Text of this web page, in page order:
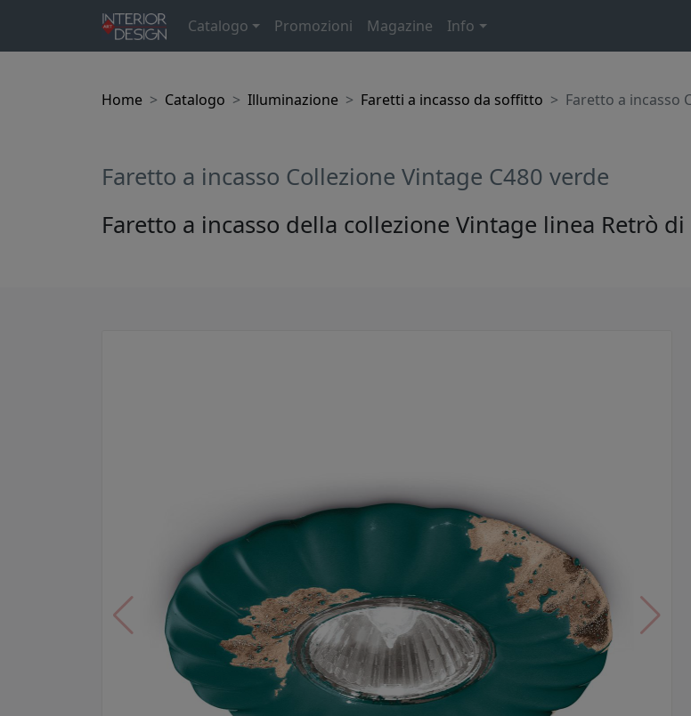
Catalogo Promozioni Magazine Info
Home Catalogo Illuminazione Faretti a incasso da soffitto Faretto a incasso
Faretto a incasso Collezione Vintage C480 verde
Faretto a incasso della collezione Vintage linea Retrò